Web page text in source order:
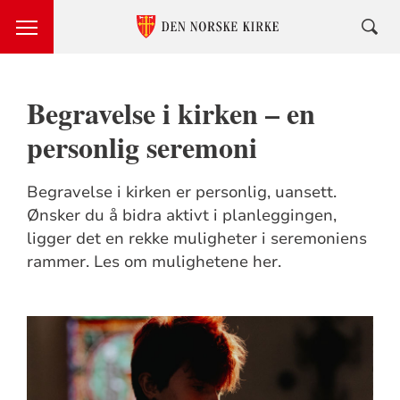
Begravelse i kirken – en
personlig seremoni
Begravelse i kirken er personlig, uansett.
Ønsker du å bidra aktivt i planleggingen,
ligger det en rekke muligheter i seremoniens
rammer. Les om mulighetene her.